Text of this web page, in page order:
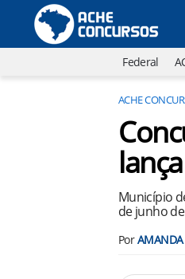
Federal
ACHE
Município
de junho
PorAMANDA